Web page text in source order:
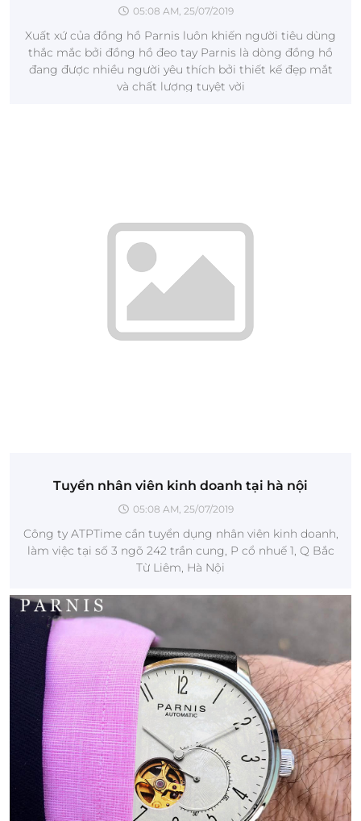
05:08 AM, 25/07/2019
Xuất xứ của đồng hồ Parnis luôn khiến người tiêu dùng
thắc mắc bởi đồng hồ đeo tay Parnis là dòng đồng hồ
đang được nhiều người yêu thích bởi thiết kế đẹp mắt
và chất lượng tuyệt vời
Tuyển nhân viên kinh doanh tại hà nội
05:08 AM, 25/07/2019
Công ty ATPTime cần tuyển dụng nhân viên kinh doanh,
làm việc tại số 3 ngõ 242 trần cung, P cổ nhuế 1, Q Bắc
Từ Liêm, Hà Nội